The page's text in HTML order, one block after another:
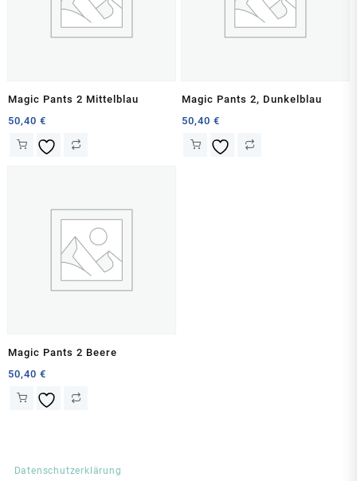
Magic Pants 2 Mittelblau
50,40 €
Magic Pants 2, Dunkelblau
50,40€
Magic Pants 2 Beere
50,40 €
Datenschutzerklärung